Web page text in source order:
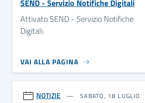
SEND - Servizio Notifiche Digitali
Attivato SEND - Servizio Notifiche
Digitali.
VAI ALLA PAGINA
NOTIZIE
SABATO, 18 LUGLIO